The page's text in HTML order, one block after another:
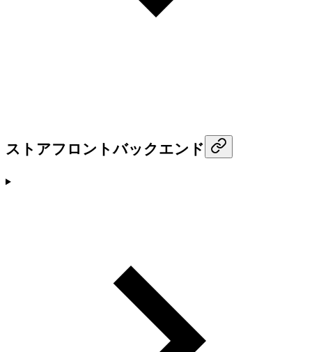
ストアフロントバックエンド